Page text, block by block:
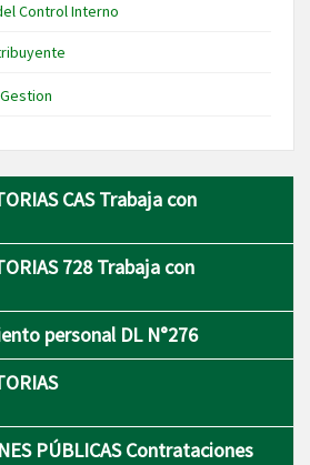
Control Interno
CAS Trabaja con
728 Trabaja con
personal DL N°276
PÚBLICAS Contrataciones